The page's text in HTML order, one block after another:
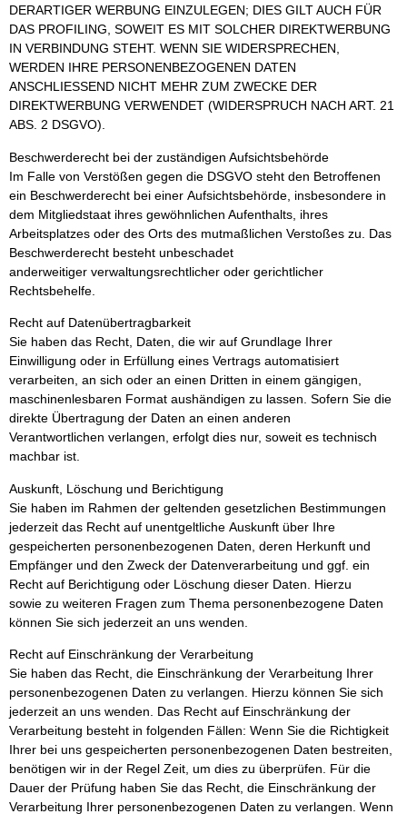
DERARTIGER WERBUNG EINZULEGEN; DIES GILT AUCH FÜR
DAS PROFILING, SOWEIT ES MIT SOLCHER DIREKTWERBUNG
IN VERBINDUNG STEHT. WENN SIE WIDERSPRECHEN,
WERDEN IHRE PERSONENBEZOGENEN DATEN
ANSCHLIESSEND NICHT MEHR ZUM ZWECKE DER
DIREKTWERBUNG VERWENDET (WIDERSPRUCH NACH ART. 21
ABS. 2 DSGVO).
Beschwerderecht bei der zuständigen Aufsichtsbehörde
Im Falle von Verstößen gegen die DSGVO steht den Betroffenen
ein Beschwerderecht bei einer Aufsichtsbehörde, insbesondere in
dem Mitgliedstaat ihres gewöhnlichen Aufenthalts, ihres
Arbeitsplatzes oder des Orts des mutmaßlichen Verstoßes zu. Das
Beschwerderecht besteht unbeschadet
anderweitiger verwaltungsrechtlicher oder gerichtlicher
Rechtsbehelfe.
Recht auf Datenübertragbarkeit
Sie haben das Recht, Daten, die wir auf Grundlage Ihrer
Einwilligung oder in Erfüllung eines Vertrags automatisiert
verarbeiten, an sich oder an einen Dritten in einem gängigen,
maschinenlesbaren Format aushändigen zu lassen. Sofern Sie die
direkte Übertragung der Daten an einen anderen
Verantwortlichen verlangen, erfolgt dies nur, soweit es technisch
machbar ist.
Auskunft, Löschung und Berichtigung
Sie haben im Rahmen der geltenden gesetzlichen Bestimmungen
jederzeit das Recht auf unentgeltliche Auskunft über Ihre
gespeicherten personenbezogenen Daten, deren Herkunft und
Empfänger und den Zweck der Datenverarbeitung und ggf. ein
Recht auf Berichtigung oder Löschung dieser Daten. Hierzu
sowie zu weiteren Fragen zum Thema personenbezogene Daten
können Sie sich jederzeit an uns wenden.
Recht auf Einschränkung der Verarbeitung
Sie haben das Recht, die Einschränkung der Verarbeitung Ihrer
personenbezogenen Daten zu verlangen. Hierzu können Sie sich
jederzeit an uns wenden. Das Recht auf Einschränkung der
Verarbeitung besteht in folgenden Fällen: Wenn Sie die Richtigkeit
Ihrer bei uns gespeicherten personenbezogenen Daten bestreiten,
benötigen wir in der Regel Zeit, um dies zu überprüfen. Für die
Dauer der Prüfung haben Sie das Recht, die Einschränkung der
Verarbeitung Ihrer personenbezogenen Daten zu verlangen. Wenn